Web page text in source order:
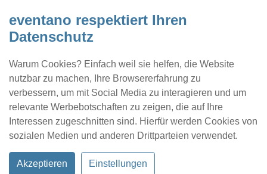
eventano respektiert Ihren
Datenschutz
Warum Cookies? Einfach weil sie helfen, die Website
nutzbar zu machen, Ihre Browsererfahrung zu
verbessern, um mit Social Media zu interagieren und um
relevante Werbebotschaften zu zeigen, die auf Ihre
Interessen zugeschnitten sind. Hierfür werden Cookies von
sozialen Medien und anderen Drittparteien verwendet.
Akzeptieren Einstellungen
Kontakt Location eintragen Profil